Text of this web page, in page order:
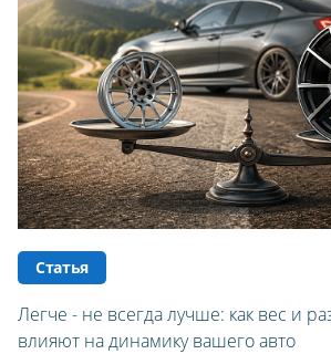
Статья
Легче - не всегда лучше: как вес и
влияют на динамику вашего авто